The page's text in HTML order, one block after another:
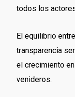
todos los
El equilibrio
transparencia
el crecimiento
venideros.